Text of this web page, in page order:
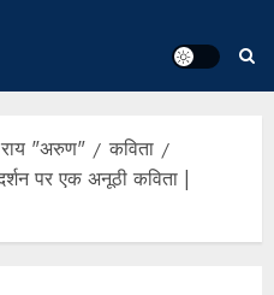
राय "अरुण"
कविता
पर एक अनूठी कविता |